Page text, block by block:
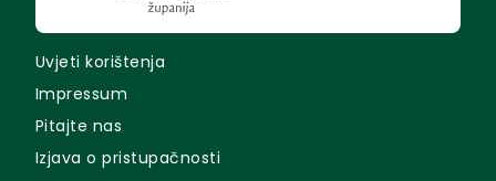
Uvjeti korištenja
Impressum
Pitajte nas
Izjava o pristupačnosti